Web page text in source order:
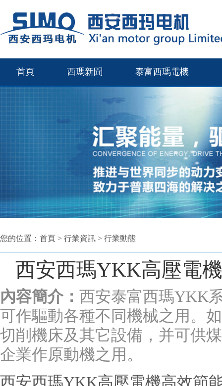
首頁 西瑪新聞 泰富西瑪電機
您的位置： 首頁 > 行業資訊 > 行業動態
西安西瑪YKK高壓電
內容簡介： 西安泰富西瑪YKK
可作驅動各種不同機械之用。
切削機床及其它設備，并可供
企業作原動機之用。
西安西瑪YKK高壓電機高效節